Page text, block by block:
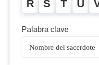
Palabra clave